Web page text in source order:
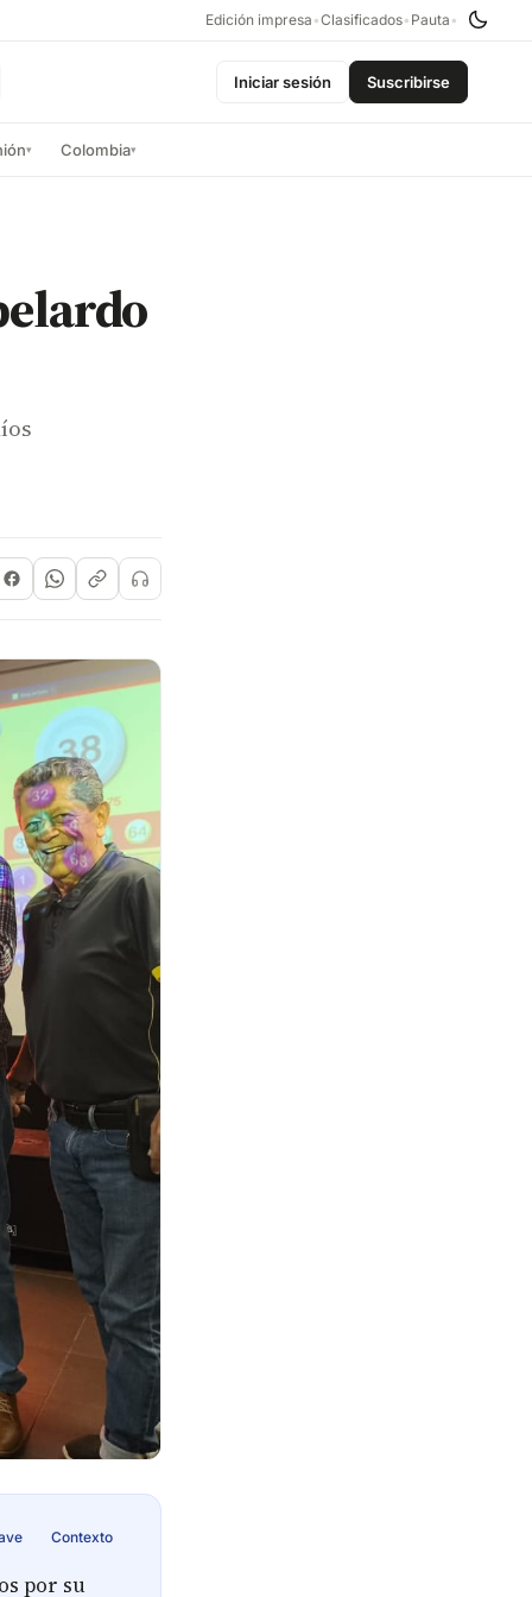
Edición impresa •Clasificados• Pauta •
Iniciar sesión Suscribirse
▾ Colombia▾
Contexto
por su